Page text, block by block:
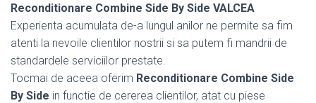
Reconditionare Combine Side By Side VALCEA
Experienta acumulata de-a lungul anilor ne permite sa fim
atenti la nevoile clientilor nostrii si sa putem fi mandrii de
standardele serviciilor prestate.
Tocmai de aceea oferim Reconditionare Combine Side
By Side in functie de cererea clientilor, atat cu piese